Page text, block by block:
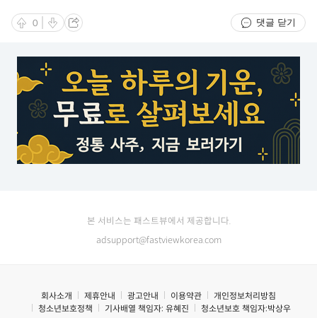
0 댓글 닫기
본 서비스는 패스트뷰에서 제공합니다.
adsupport@fastviewkorea.com
회사소개 제휴안내 광고안내 이용약관
개인정보처리방침
청소년보호정책
기사배열 책임자: 유혜진 청소년보호 책임자:박상우